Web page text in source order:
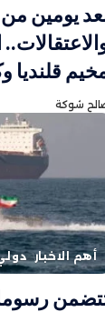
يومين من
شوكة
أهم الاخبار